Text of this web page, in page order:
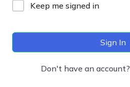
Keep me signed in
Sign In
Don't have an account?